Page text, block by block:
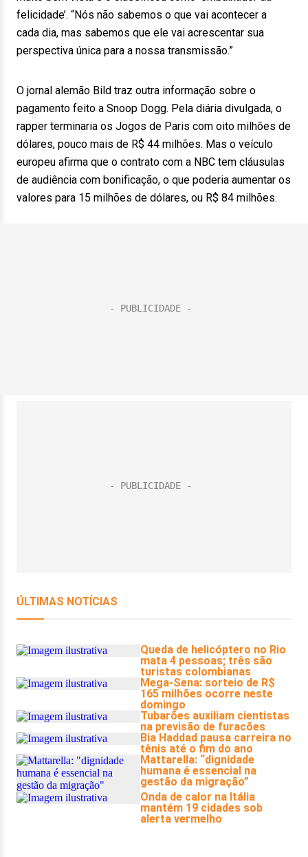
felicidade’. “Nós não sabemos o que vai acontecer a
cada dia, mas sabemos que ele vai acrescentar sua
perspectiva única para a nossa transmissão.”
O jornal alemão Bild traz outra informação sobre o
pagamento feito a Snoop Dogg. Pela diária divulgada, o
rapper terminaria os Jogos de Paris com oito milhões de
dólares, pouco mais de R$ 44 milhões. Mas o veículo
europeu afirma que o contrato com a NBC tem cláusulas
de audiência com bonificação, o que poderia aumentar os
valores para 15 milhões de dólares, ou R$ 84 milhões.